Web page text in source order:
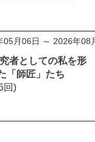
05月06日 ～ 2026年08
者としての私を形
「師匠」たち
回)